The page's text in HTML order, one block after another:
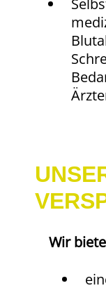
Wir